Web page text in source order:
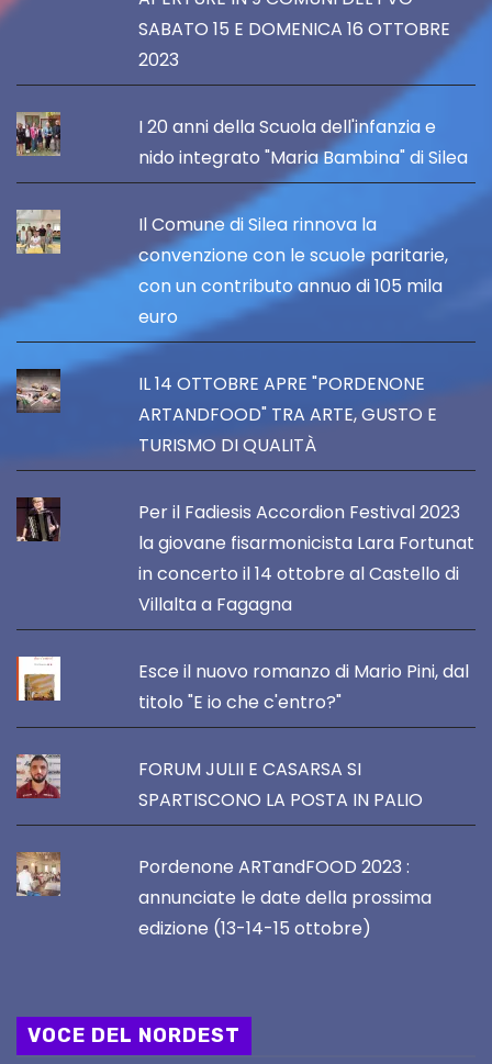
SABATO 15 E DOMENICA 16 OTTOBRE
2023
I 20 anni della Scuola dell'infanzia e
nido integrato "Maria Bambina" di Silea
Il Comune di Silea rinnova la
convenzione con le scuole paritarie,
con un contributo annuo di 105 mila
euro
IL 14 OTTOBRE APRE "PORDENONE
ARTANDFOOD" TRA ARTE, GUSTO E
TURISMO DI QUALITÀ
Per il Fadiesis Accordion Festival 2023
la giovane fisarmonicista Lara Fortunat
in concerto il 14 ottobre al Castello di
Villalta a Fagagna
Esce il nuovo romanzo di Mario Pini, dal
titolo "E io che c'entro?"
FORUM JULII E CASARSA SI
SPARTISCONO LA POSTA IN PALIO
Pordenone ARTandFOOD 2023 :
annunciate le date della prossima
edizione (13-14-15 ottobre)
VOCE DEL NORDEST